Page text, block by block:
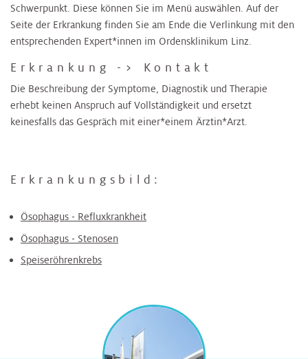
Schwerpunkt. Diese können Sie im Menü auswählen. Auf der
Seite der Erkrankung finden Sie am Ende die Verlinkung mit den
entsprechenden Expert*innen im Ordensklinikum Linz.
Erkrankung -> Kontakt
Die Beschreibung der Symptome, Diagnostik und Therapie
erhebt keinen Anspruch auf Vollständigkeit und ersetzt
keinesfalls das Gespräch mit einer*einem Ärztin*Arzt.
Erkrankungsbild:
Ösophagus - Refluxkrankheit
Ösophagus - Stenosen
Speiseröhrenkrebs